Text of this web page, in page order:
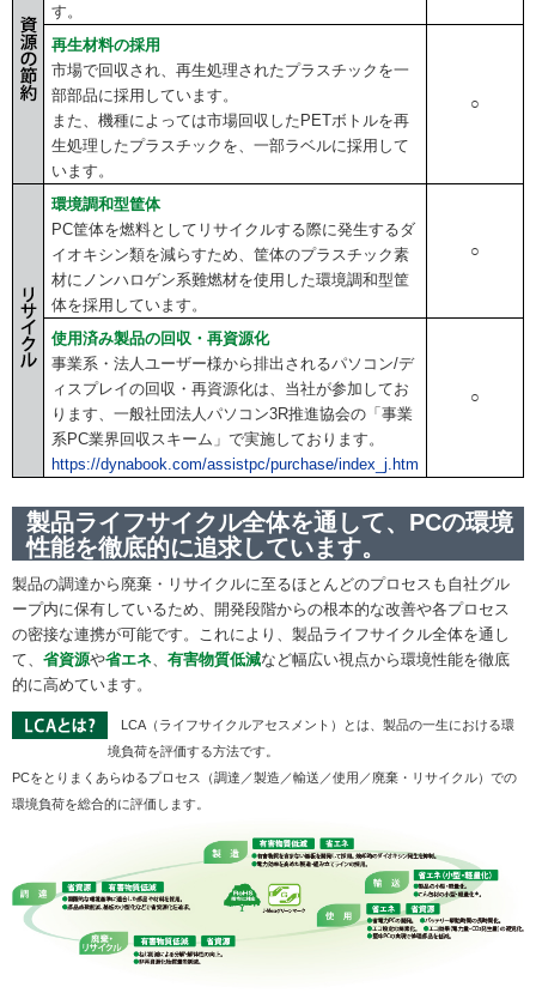
す。
再生材料の採用
市場で回収され、再生処理されたプラスチックを一
部部品に採用しています。
また、機種によっては市場回収したPETボトルを再
生処理したプラスチックを、一部ラベルに採用して
います。
○
環境調和型筐体
PC筐体を燃料としてリサイクルする際に発生するダ
イオキシン類を減らすため、筐体のプラスチック素
材にノンハロゲン系難燃材を使用した環境調和型筐
体を採用しています。
○
使用済み製品の回収・再資源化
事業系・法人ユーザー様から排出されるパソコン/デ
ィスプレイの回収・再資源化は、当社が参加してお
ります、一般社団法人パソコン3R推進協会の「事業
系PC業界回収スキーム」で実施しております。
https://dynabook.com/assistpc/purchase/index_j.htm
○
製品ライフサイクル全体を通して、PCの環境
性能を徹底的に追求しています。
製品の調達から廃棄・リサイクルに至るほとんどのプロセスも自社グル
ープ内に保有しているため、開発段階からの根本的な改善や各プロセス
の密接な連携が可能です。これにより、製品ライフサイクル全体を通し
て、 省資源や省エネ 有害物質低減など幅広い視点から環境性能を徹底
的に高めています。
LCA（ライフサイクルアセスメント）とは、製品の一生における環
境負荷を評価する方法です。
PCをとりまくあらゆるプロセス（調達／製造／輸送／使用／廃棄・リサイクル）での
環境負荷を総合的に評価します。